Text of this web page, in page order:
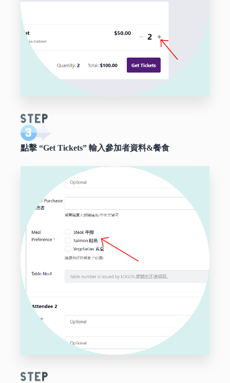
點擊 “Get Tickets” 輸入參加者資料&餐食